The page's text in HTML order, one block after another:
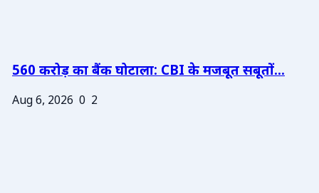
560 करोड़ का बैंक घोटाला: CBI के मजबूत सबूतों...
Aug 6, 2026 0 2